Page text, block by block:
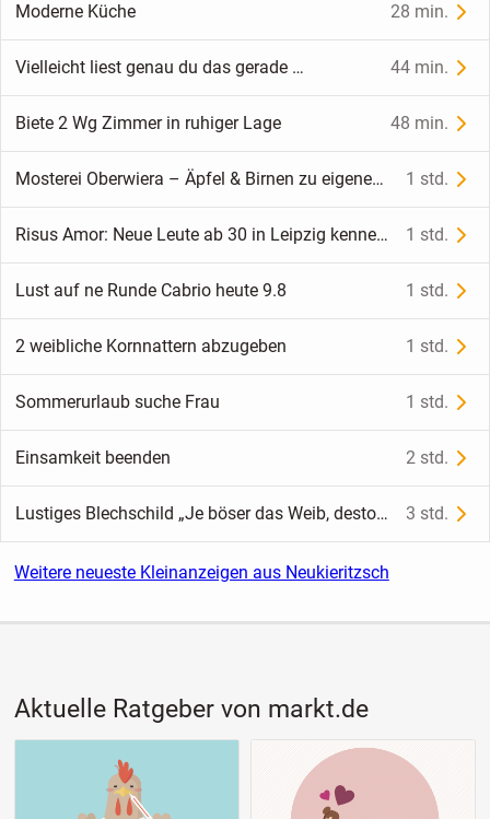
Moderne Küche 28 min.
Vielleicht liest genau du das gerade … 44 min.
Biete 2 Wg Zimmer in ruhiger Lage 48 min.
Mosterei Oberwiera – Äpfel & Birnen zu eigenem Saft pressen lassen 1 std.
Risus Amor: Neue Leute ab 30 in Leipzig kennen lernen im achtsamen Zirkel 1 std.
Lust auf ne Runde Cabrio heute 9.8 1 std.
2 weibliche Kornnattern abzugeben 1 std.
Sommerurlaub suche Frau 1 std.
Einsamkeit beenden 2 std.
Lustiges Blechschild „Je böser das Weib, desto schöner die Kneipe“ – Bar Kneipen Deko 15x20 cm 3 std.
Weitere neueste Kleinanzeigen aus Neukieritzsch
Aktuelle Ratgeber von markt.de